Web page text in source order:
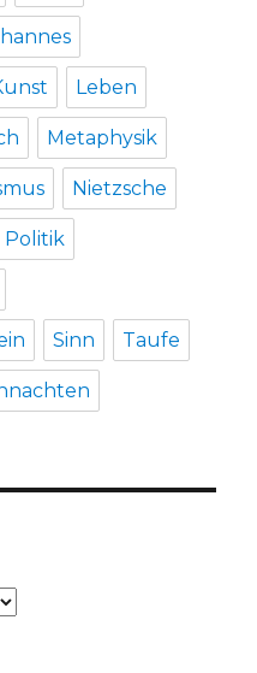
Leben
Metaphysik
Nietzsche
Politik
Sinn Taufe